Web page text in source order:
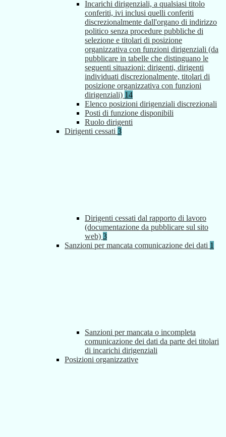
Incarichi dirigenziali, a qualsiasi titolo
conferiti, ivi inclusi quelli conferiti
discrezionalmente dall'organo di indirizzo
politico senza procedure pubbliche di
selezione e titolari di posizione
organizzativa con funzioni dirigenziali (da
pubblicare in tabelle che distinguano le
seguenti situazioni: dirigenti, dirigenti
individuati discrezionalmente, titolari di
posizione organizzativa con funzioni
dirigenziali) 14
Elenco posizioni dirigenziali discrezionali
Posti di funzione disponibili
Ruolo dirigenti
Dirigenti cessati 3
Dirigenti cessati dal rapporto di lavoro
(documentazione da pubblicare sul sito
web) 3
Sanzioni per mancata comunicazione dei dati 1
Sanzioni per mancata o incompleta
comunicazione dei dati da parte dei titolari
di incarichi dirigenziali
Posizioni organizzative